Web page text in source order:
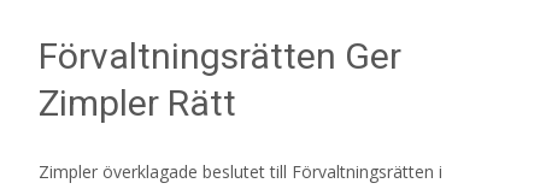
Förvaltningsrätten Ger
Zimpler Rätt
Zimpler överklagade beslutet till Förvaltningsrätten i